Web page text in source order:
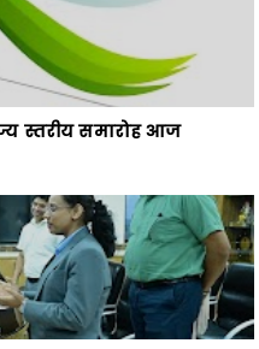
स्तरीय समारोह आज